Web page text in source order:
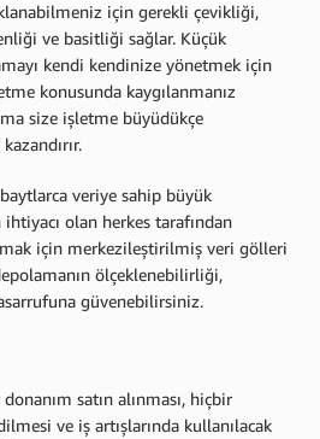
için gerekli çevikliği,
ve basitliği sağlar. Küçük
kendi kendinize yönetmek için
konusunda kaygılanmanız
size işletme büyüdükçe
veriye sahip büyük
olan herkes tarafından
için merkezileştirilmiş veri gölleri
ölçeklenebilirliği,
güvenebilirsiniz.
satın alınması, hiçbir
ve iş artışlarında kullanılacak